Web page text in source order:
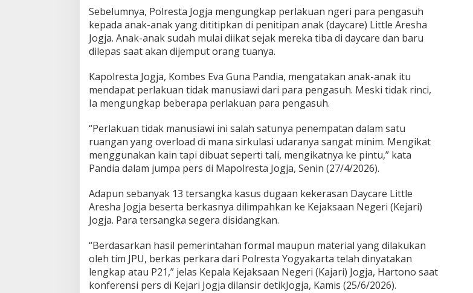
Sebelumnya, Polresta Jogja mengungkap perlakuan ngeri para pengasuh
kepada anak-anak yang dititipkan di penitipan anak (daycare) Little Aresha
Jogja. Anak-anak sudah mulai diikat sejak mereka tiba di daycare dan baru
dilepas saat akan dijemput orang tuanya.
Kapolresta Jogja, Kombes Eva Guna Pandia, mengatakan anak-anak itu
mendapat perlakuan tidak manusiawi dari para pengasuh. Meski tidak rinci,
Ia mengungkap beberapa perlakuan para pengasuh.
“Perlakuan tidak manusiawi ini salah satunya penempatan dalam satu
ruangan yang overload di mana sirkulasi udaranya sangat minim. Mengikat
menggunakan kain tapi dibuat seperti tali, mengikatnya ke pintu,” kata
Pandia dalam jumpa pers di Mapolresta Jogja, Senin (27/4/2026).
Adapun sebanyak 13 tersangka kasus dugaan kekerasan Daycare Little
Aresha Jogja beserta berkasnya dilimpahkan ke Kejaksaan Negeri (Kejari)
Jogja. Para tersangka segera disidangkan.
“Berdasarkan hasil pemerintahan formal maupun material yang dilakukan
oleh tim JPU, berkas perkara dari Polresta Yogyakarta telah dinyatakan
lengkap atau P21,” jelas Kepala Kejaksaan Negeri (Kajari) Jogja, Hartono saat
konferensi pers di Kejari Jogja dilansir detikJogja, Kamis (25/6/2026).